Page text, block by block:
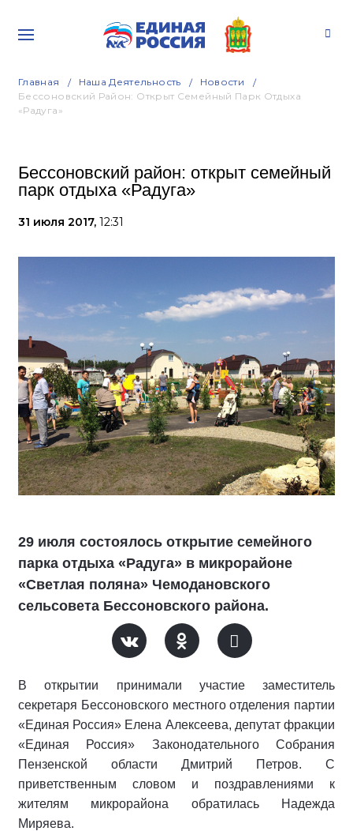
Главная Наша Деятельность
Новости
Бессоновский Район: Открыт Семейный Парк Отдыха
«Радуга»
Бессоновский район: открыт семейный
парк отдыха «Радуга»
31 июля 2017, 12:31
29 июля состоялось открытие семейного
парка отдыха «Радуга» в микрорайоне
«Светлая поляна» Чемодановского
сельсовета Бессоновского района.
В открытии принимали участие заместитель
секретаря Бессоновского местного отделения партии
«Единая Россия» Елена Алексеева, депутат фракции
«Единая Россия» Законодательного Собрания
Пензенской области Дмитрий Петров. С
приветственным словом и поздравлениями к
жителям микрорайона обратилась Надежда
Миряева.